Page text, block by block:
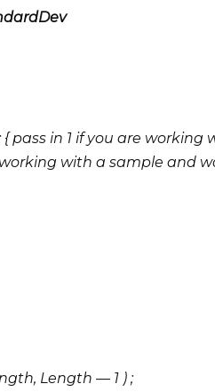
pass in 1 if you are working
with a sample and
Length — 1 ) ;